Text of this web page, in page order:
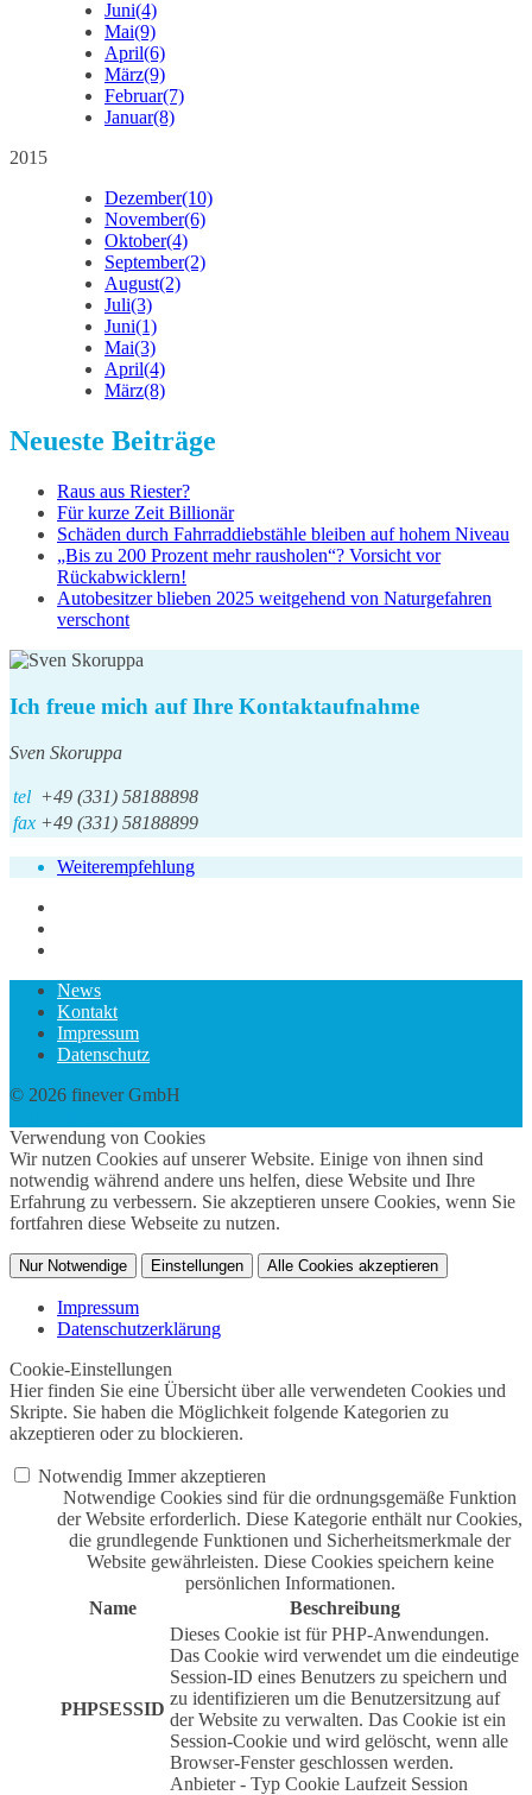
Juni(4)
Mai(9)
April(6)
März(9)
Februar(7)
Januar(8)
2015
Dezember(10)
November(6)
Oktober(4)
September(2)
August(2)
Juli(3)
Juni(1)
Mai(3)
April(4)
März(8)
Neueste Beiträge
Raus aus Riester?
Für kurze Zeit Billionär
Schäden durch Fahrraddiebstähle bleiben auf hohem Niveau
„Bis zu 200 Prozent mehr rausholen“? Vorsicht vor
Rückabwicklern!
Autobesitzer blieben 2025 weitgehend von Naturgefahren
verschont
Ich freue mich auf Ihre Kontaktaufnahme
Sven Skoruppa
tel +49 (331) 58188898
fax +49 (331) 58188899
Weiterempfehlung
News
Kontakt
Impressum
Datenschutz
© 2026 finever GmbH
Verwendung von Cookies
Wir nutzen Cookies auf unserer Website. Einige von ihnen sind
notwendig während andere uns helfen, diese Website und Ihre
Erfahrung zu verbessern. Sie akzeptieren unsere Cookies, wenn Sie
fortfahren diese Webseite zu nutzen.
Nur Notwendige Einstellungen Alle Cookies akzeptieren
Impressum
Datenschutzerklärung
Cookie-Einstellungen
Hier finden Sie eine Übersicht über alle verwendeten Cookies und
Skripte. Sie haben die Möglichkeit folgende Kategorien zu
akzeptieren oder zu blockieren.
Notwendig Immer akzeptieren
Notwendige Cookies sind für die ordnungsgemäße Funktion
der Website erforderlich. Diese Kategorie enthält nur Cookies,
die grundlegende Funktionen und Sicherheitsmerkmale der
Website gewährleisten. Diese Cookies speichern keine
persönlichen Informationen.
Name
Beschreibung
PHPSESSID
Dieses Cookie ist für PHP-Anwendungen.
Das Cookie wird verwendet um die eindeutige
Session-ID eines Benutzers zu speichern und
zu identifizieren um die Benutzersitzung auf
der Website zu verwalten. Das Cookie ist ein
Session-Cookie und wird gelöscht, wenn alle
Browser-Fenster geschlossen werden.
Anbieter - Typ Cookie Laufzeit Session